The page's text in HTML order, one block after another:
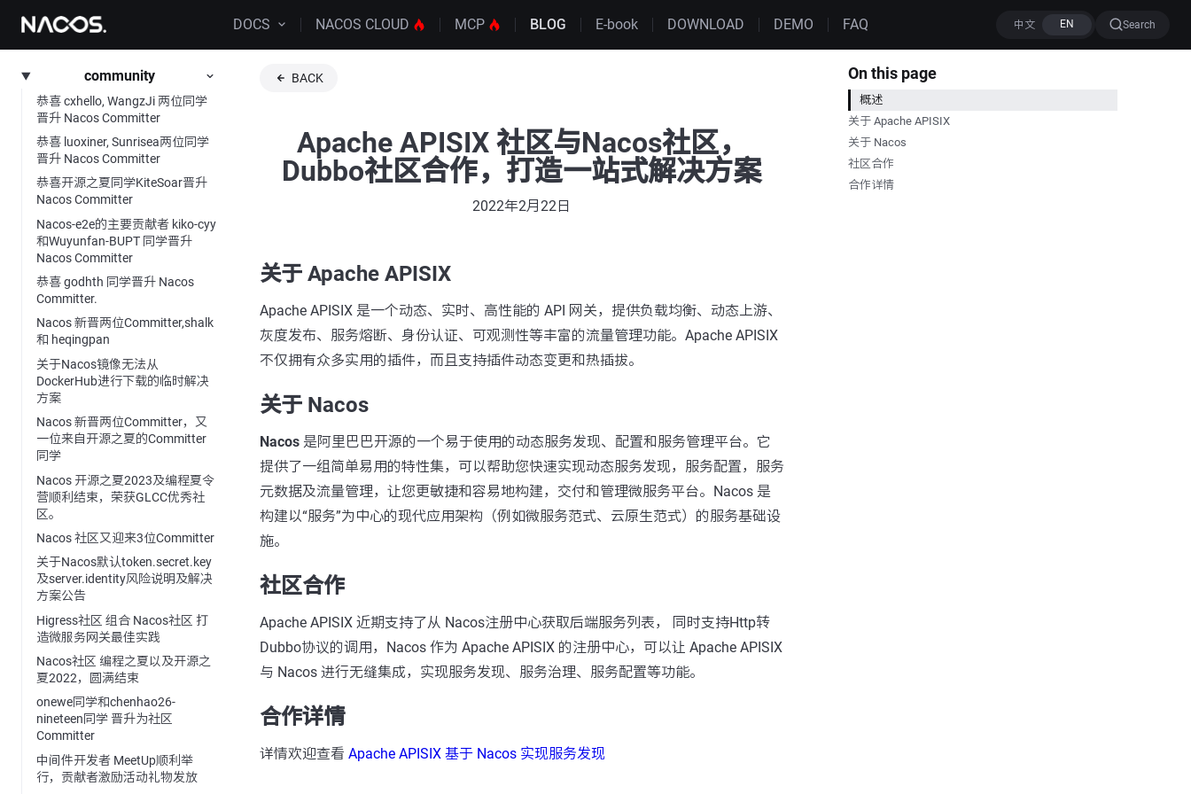
DOCS NACOS CLOUD MCP BLOG E-book DOWNLOAD DEMO FAQ Search
community
恭喜 cxhello, WangzJi 两位同学
晋升 Nacos Committer
恭喜 luoxiner, Sunrisea两位同学
晋升 Nacos Committer
恭喜开源之夏同学KiteSoar晋升
Nacos Committer
Nacos-e2e的主要贡献者 kiko-cyy
和Wuyunfan-BUPT 同学晋升
Nacos Committer
恭喜 godhth 同学晋升 Nacos
Committer.
Nacos 新晋两位Committer,shalk
和 heqingpan
关于Nacos镜像无法从
DockerHub进行下载的临时解决
方案
Nacos 新晋两位Committer，又
一位来自开源之夏的Committer
同学
Nacos 开源之夏2023及编程夏令
营顺利结束，荣获GLCC优秀社
区。
Nacos 社区又迎来3位Committer
关于Nacos默认token.secret.key
及server.identity风险说明及解决
方案公告
Higress社区 组合 Nacos社区 打
造微服务网关最佳实践
Nacos社区 编程之夏以及开源之
夏2022，圆满结束
onewe同学和chenhao26-
nineteen同学 晋升为社区
Committer
中间件开发者 MeetUp顺利举
行，贡献者激励活动礼物发放
BACK
Apache APISIX 社区与Nacos社区，
Dubbo社区合作，打造一站式解决方案
2022年2月22日
关于 Apache APISIX
Apache APISIX 是一个动态、实时、高性能的 API 网关，提供负载均衡、动态上游、
灰度发布、服务熔断、身份认证、可观测性等丰富的流量管理功能。Apache APISIX
不仅拥有众多实用的插件，而且支持插件动态变更和热插拔。
关于 Nacos
Nacos是阿里巴巴开源的一个易于使用的动态服务发现、配置和服务管理平台。它
提供了一组简单易用的特性集，可以帮助您快速实现动态服务发现，服务配置，服务
元数据及流量管理，让您更敏捷和容易地构建，交付和管理微服务平台。Nacos 是
构建以“服务”为中心的现代应用架构（例如微服务范式、云原生范式）的服务基础设
施。
社区合作
Apache APISIX 近期支持了从 Nacos注册中心获取后端服务列表， 同时支持Http转
Dubbo协议的调用，Nacos 作为 Apache APISIX 的注册中心，可以让 Apache APISIX
与 Nacos 进行无缝集成，实现服务发现、服务治理、服务配置等功能。
合作详情
详情欢迎查看 Apache APISIX 基于 Nacos 实现服务发现
On this page
概述
关于 Apache APISIX
关于 Nacos
社区合作
合作详情